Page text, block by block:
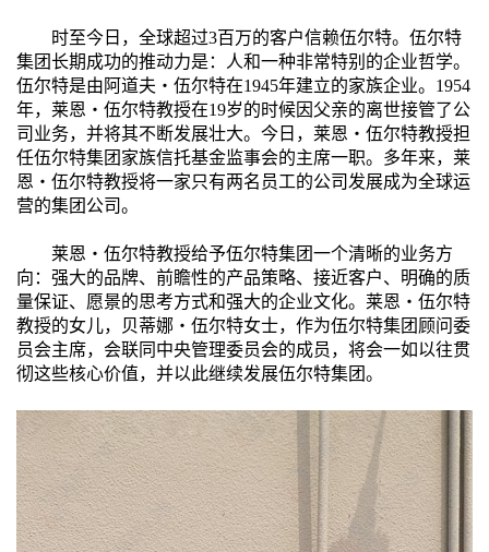
时至今日，全球超过3百万的客户信赖伍尔特。伍尔特
集团长期成功的推动力是：人和一种非常特别的企业哲学。
伍尔特是由阿道夫・伍尔特在1945年建立的家族企业。1954
年，莱恩・伍尔特教授在19岁的时候因父亲的离世接管了公
司业务，并将其不断发展壮大。今日，莱恩・伍尔特教授担
任伍尔特集团家族信托基金监事会的主席一职。多年来，莱
恩・伍尔特教授将一家只有两名员工的公司发展成为全球运
营的集团公司。
莱恩・伍尔特教授给予伍尔特集团一个清晰的业务方
向：强大的品牌、前瞻性的产品策略、接近客户、明确的质
量保证、愿景的思考方式和强大的企业文化。莱恩・伍尔特
教授的女儿，贝蒂娜・伍尔特女士，作为伍尔特集团顾问委
员会主席，会联同中央管理委员会的成员，将会一如以往贯
彻这些核心价值，并以此继续发展伍尔特集团。